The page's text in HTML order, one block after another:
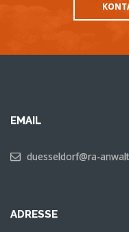
EMAIL
duesseldorf@ra-
ADRESSE